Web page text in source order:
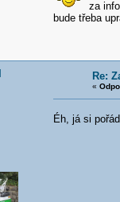
za
bude třeba
Re:
«
Éh, já si